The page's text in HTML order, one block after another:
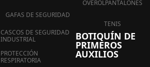
GAFAS DE SEGURIDAD
CASCOS DE SEGURIDAD
INDUSTRIAL
PROTECCIÓN
RESPIRATORIA
OVEROLPANTALONES
TENIS
BOTIQUÍN DE
PRIMEROS
AUXILIOS